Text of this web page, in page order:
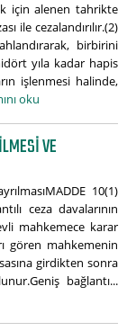
için alenen tahrikte
ile cezalandırılır.(2)
birbirini
yıla kadar hapis
işlenmesi halinde,
oku
VE
10(1)
ceza davalarının
mahkemece karar
gören mahkemenin
girdikten sonra
bağlantı...